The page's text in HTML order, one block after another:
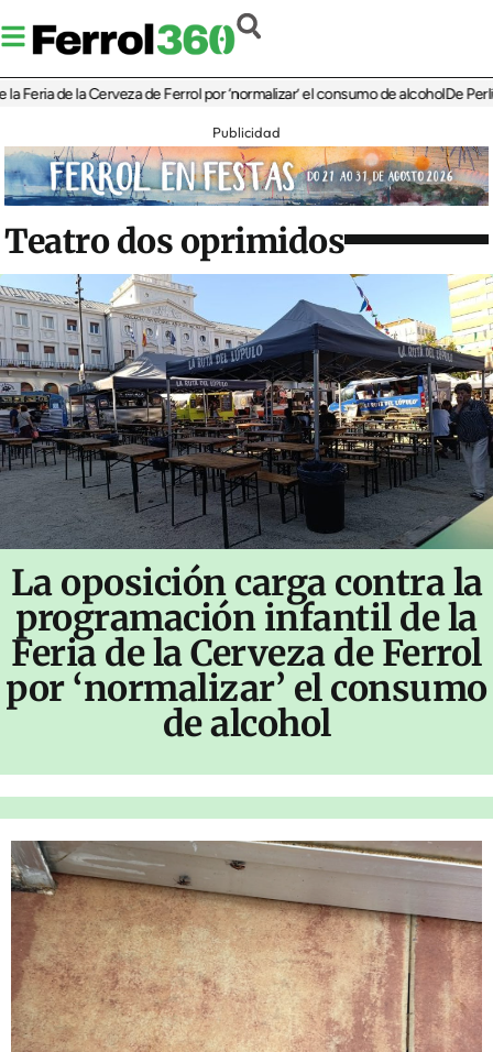
de la Cerveza de Ferrol por ‘normalizar’ el consumo de alcoholDe Perlío a
Publicidad
Teatro dos oprimidos
La oposición carga contra la
programación infantil de la
Feria de la Cerveza de Ferrol
por ‘normalizar’ el consumo
de alcohol